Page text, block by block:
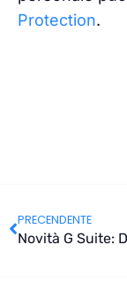
Protection.
PRECENDENTE